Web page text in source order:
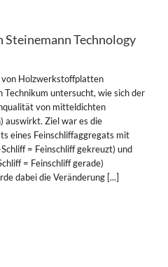
Technology
von Holzwerkstoffplatten
Technikum untersucht, wie sich der
von mitteldichten
auswirkt. Ziel war es die
eines Feinschliffaggregats mit
= Feinschliff gekreuzt) und
= Feinschliff gerade)
dabei die Veränderung [...]